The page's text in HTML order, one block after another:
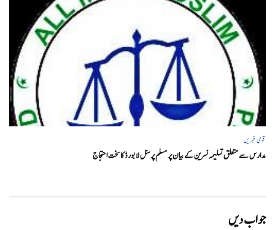
قومی خبریں
مدارس سے متعلق تسلیمہ نسرین کے بیان پر مسلم پرسنل لا بورڈ کا سخت احتجاج
جواب دیں